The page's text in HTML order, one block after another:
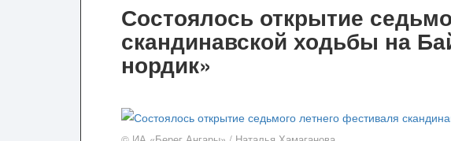
Состоялось открытие
скандинавской ходьбы на
нордик»